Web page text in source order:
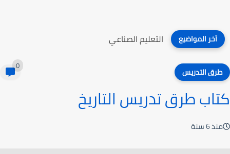
آخر المواضيع التعليم الصناعي
طرق التدريس 0
كتاب طرق تدريس التاريخ
منذ 6 سنة